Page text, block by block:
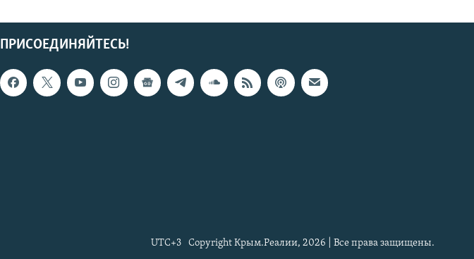
ПРИСОЕДИНЯЙТЕСЬ!
Copyright Крым.Реалии, 2026 | Все права защищены.
UTC+3